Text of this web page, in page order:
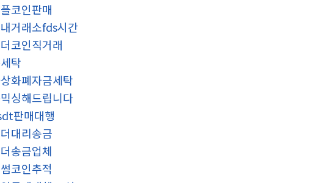
코인판매
거래소fds시간
코인직거래
탁
화폐자금세탁
싱해드립니다
판매대행
대리송금
송금업체
코인추적